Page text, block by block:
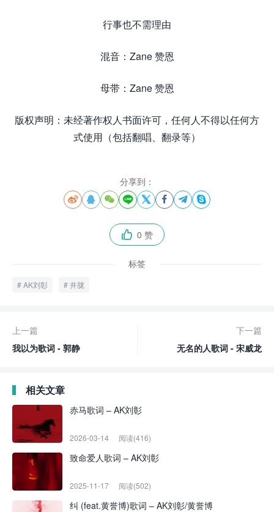
行事也不需理由
混音：Zane 赞恩
母带：Zane 赞恩
版权声明：未经著作权人书面许可，任何人不得以任何方
式使用（包括翻唱、翻录等）
分享到：
       
 0 赞
标签
AK刘彰 井胧
上一篇
我以为歌词 - 郭静
下一篇
无名的人歌词 - 宋威龙
相关文章
赤马歌词 – AK刘彰
2026-03-14 阅读(416)
致命爱人歌词 – AK刘彰
2025-11-17 阅读(502)
纠 (feat.黄誉博)歌词 – AK刘彰/黄誉博